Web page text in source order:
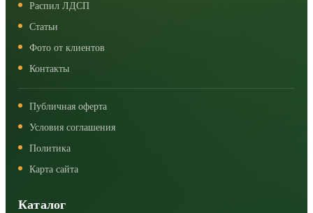
Распил ЛДСП
Статьи
Фото от клиентов
Контакты
Публичная оферта
Условия соглашения
Политика
Карта сайта
Каталог